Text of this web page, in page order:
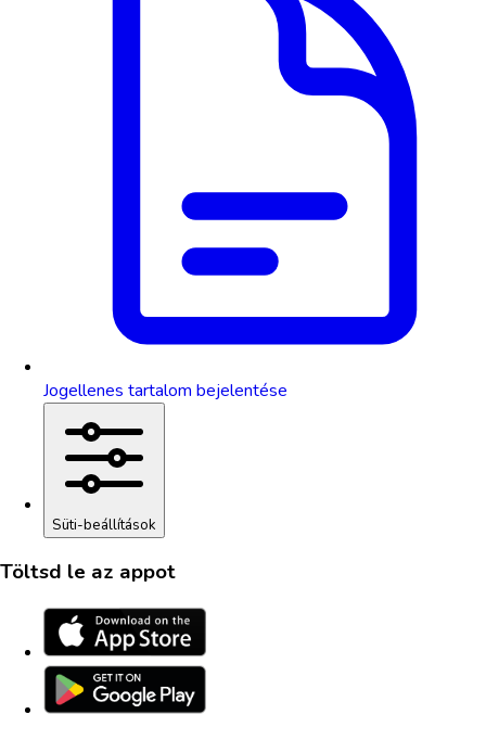
Jogellenes tartalom bejelentése
Süti-beállítások
Töltsd le az appot